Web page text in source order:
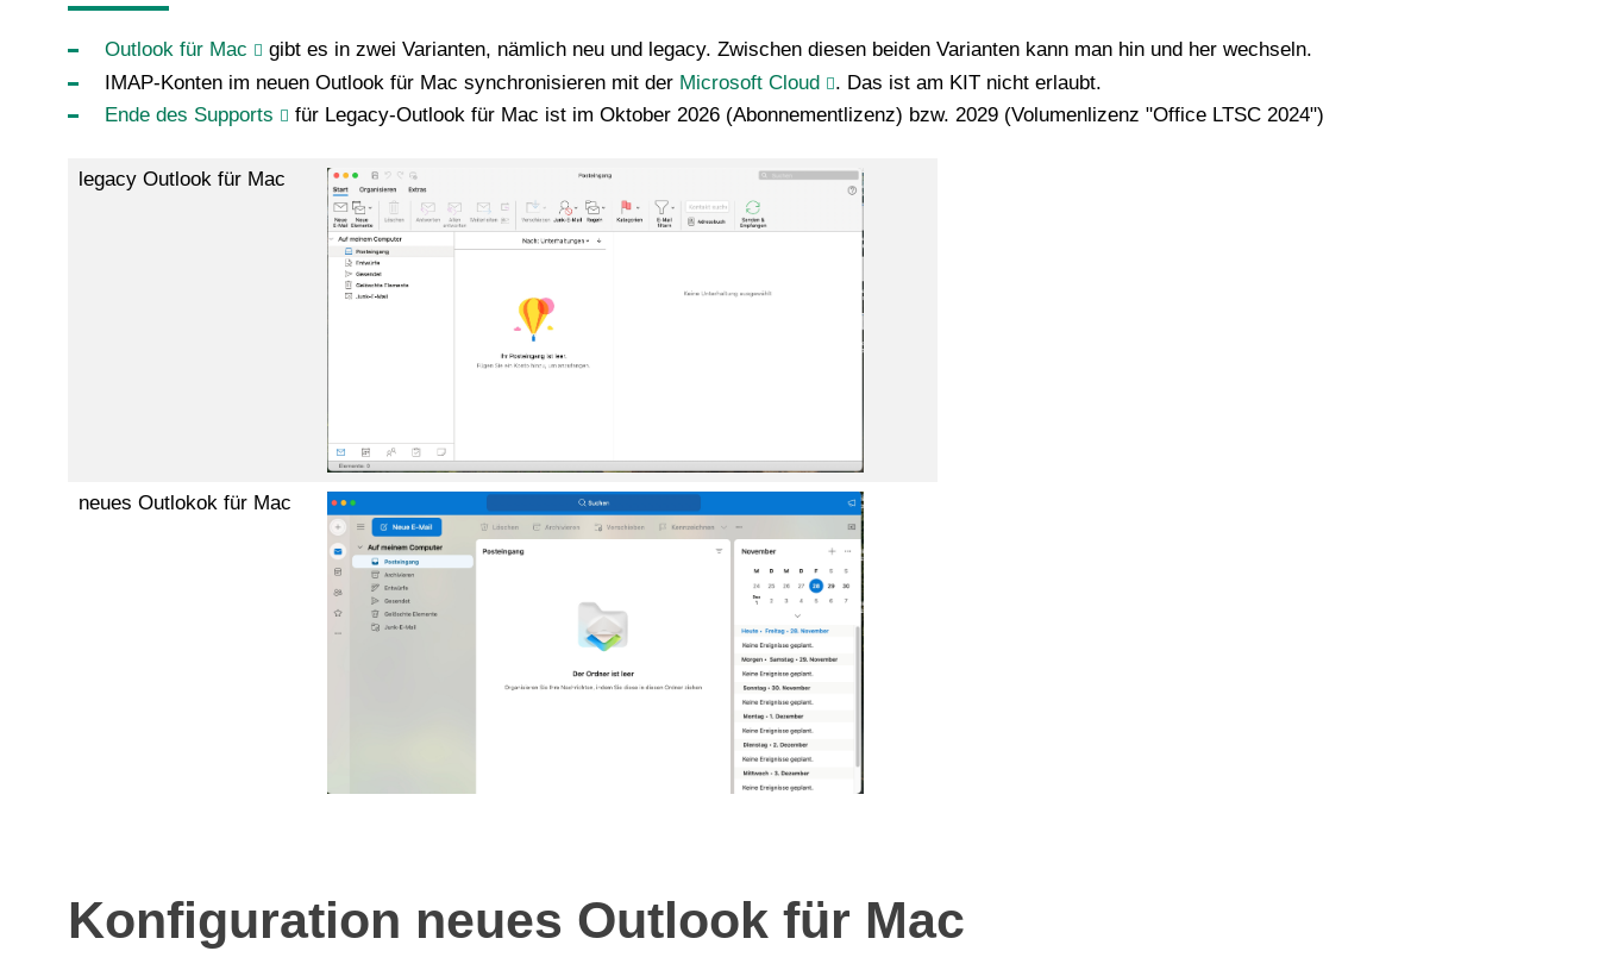
Outlook für Mac
gibt es in zwei Varianten, nämlich neu und legacy. Zwischen diesen beiden Varianten kann man hin und her wechseln.
IMAP-Konten im neuen Outlook für Mac synchronisieren mit der Microsoft Cloud
. Das ist am KIT nicht erlaubt.
Ende des Supports
für Legacy-Outlook für Mac ist im Oktober 2026 (Abonnementlizenz) bzw. 2029 (Volumenlizenz "Office LTSC 2024")
legacy Outlook für Mac
neues Outlokok für Mac
Konfiguration neues Outlook für Mac